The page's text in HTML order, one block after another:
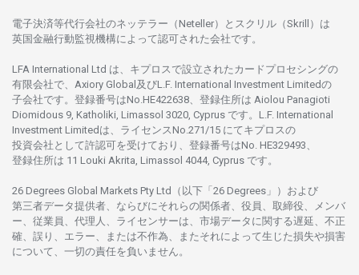
電子決済等代行会社のネッテラー （Neteller）と スクリル （Skrill）は
英国金融行動監視機構に よって認可さ れた会社です。
LFA International Ltd は、 キプロスで設立さ れた カードプロセシングの
有限会社で、Axiory Global及びL.F. International Investment Limitedの
子会社です。 登録番号はNo.HE422638、 登録住所は Aiolou Panagioti
Diomidous 9, Katholiki, Limassol 3020, Cyprus です。L.F. International
Investment Limitedは、 ライセンスNo.271/15 にてキプロスの
投資会社として許認可を受けており、 登録番号はNo. HE329493、
登録住所は 11 Louki Akrita, Limassol 4044, Cyprus です。
26 Degrees Global Markets Pty Ltd（以下「26 Degrees」） および
第三者データ提供者、ならびにそれらの関係者、役員、取締役、メンバ
ー、従業員、代理人、ライセンサーは、 市場データに関する遅延、不正
確、誤り、エラー、
または不作為、 またそれに よって生じた損失や損害
について、 一切の責任を負いません。